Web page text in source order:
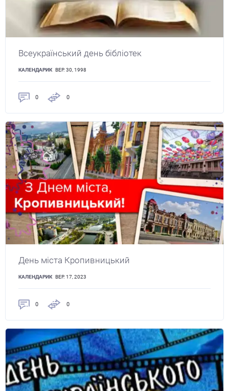
Всеукраїнський день бібліотек
КАЛЕНДАРИК ВЕР. 30, 1998
0 0
День міста Кропивницький
КАЛЕНДАРИК ВЕР. 17, 2023
0 0